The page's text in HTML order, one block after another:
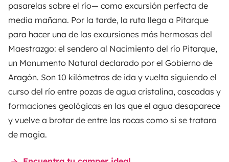
pasarelas sobre el río— como excursión perfecta de
media mañana. Por la tarde, la ruta llega a Pitarque
para hacer una de las excursiones más hermosas del
Maestrazgo: el sendero al Nacimiento del río Pitarque,
un Monumento Natural declarado por el Gobierno de
Aragón. Son 10 kilómetros de ida y vuelta siguiendo el
curso del río entre pozas de agua cristalina, cascadas y
formaciones geológicas en las que el agua desaparece
y vuelve a brotar de entre las rocas como si se tratara
de magia.